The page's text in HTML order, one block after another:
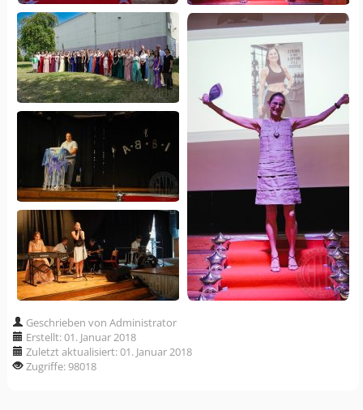
Geschrieben von Administrator
Erstellt: 01. Januar 2018
Zuletzt aktualisiert: 01. Januar 2018
Zugriffe: 98018